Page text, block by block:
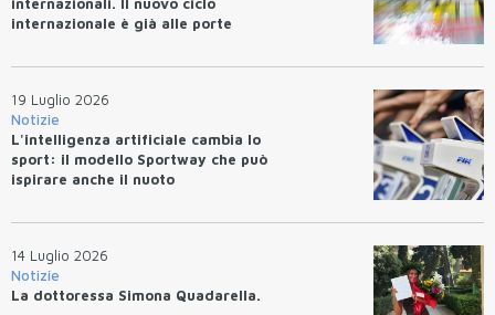
internazionale è già alle porte
19 Luglio 2026
Notizie
L'intelligenza artificiale cambia lo
sport: il modello Sportway che può
ispirare anche il nuoto
14 Luglio 2026
Notizie
La dottoressa Simona Quadarella.